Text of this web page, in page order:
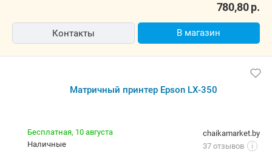
780,80р.
Контакты В магазин
Матричный принтер Epson LX-350
chaikamarket.by
37 отзывов
i
Бесплатная, 10 августа
наличные